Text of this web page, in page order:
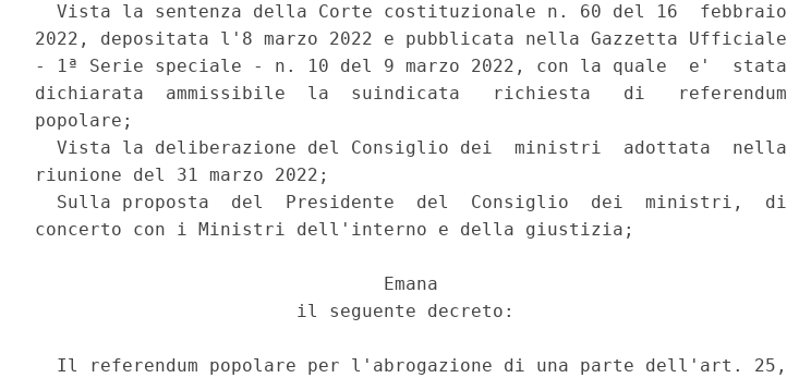
  Vista la sentenza della Corte costituzionale n. 60 del 16  febbraio
2022, depositata l'8 marzo 2022 e pubblicata nella Gazzetta Ufficiale
- 1ª Serie speciale - n. 10 del 9 marzo 2022, con la quale  e'  stata
dichiarata  ammissibile  la  suindicata   richiesta   di   referendum
popolare;
  Vista la deliberazione del Consiglio dei  ministri  adottata  nella
riunione del 31 marzo 2022;
  Sulla proposta  del  Presidente  del  Consiglio  dei  ministri,  di
concerto con i Ministri dell'interno e della giustizia;
                                Emana
                        il seguente decreto:
  Il referendum popolare per l'abrogazione di una parte dell'art. 25,